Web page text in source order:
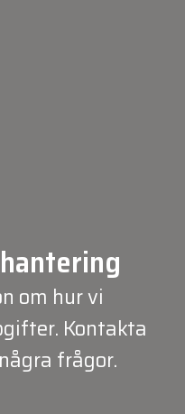
om hur vi
Kontakta
frågor.